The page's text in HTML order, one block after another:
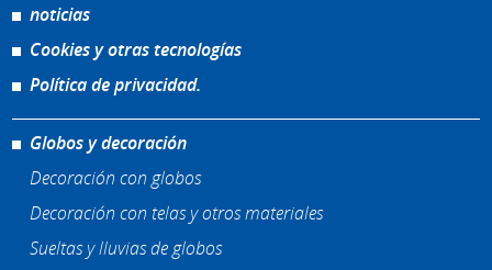
noticias
Cookies y otras tecnologías
Política de privacidad.
Globos y decoración
Decoración con globos
Decoración con telas y otros materiales
Sueltas y lluvias de globos